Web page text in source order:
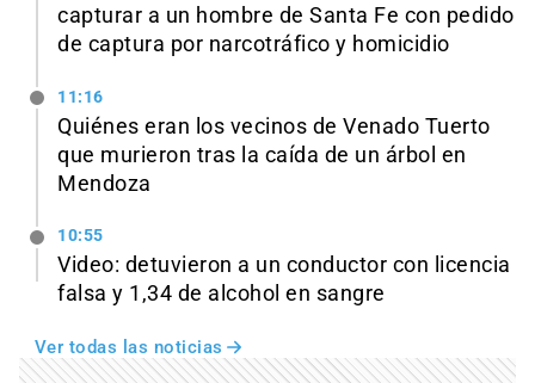
capturar a un hombre de Santa Fe con pedido
de captura por narcotráfico y homicidio
11:16
Quiénes eran los vecinos de Venado Tuerto
que murieron tras la caída de un árbol en
Mendoza
10:55
Video: detuvieron a un conductor con licencia
falsa y 1,34 de alcohol en sangre
Ver todas las noticias